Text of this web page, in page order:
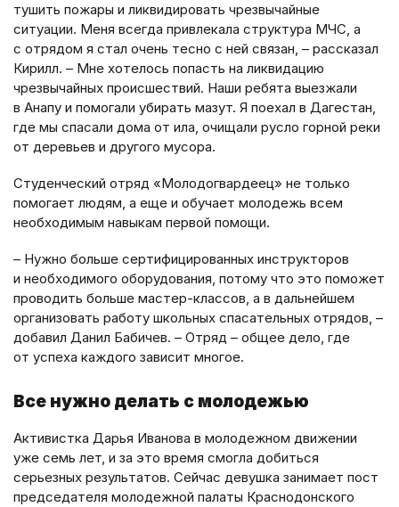
тушить пожары и ликвидировать чрезвычайные
ситуации. Меня всегда привлекала структура МЧС, а
с отрядом я стал очень тесно с ней связан, – рассказал
Кирилл. – Мне хотелось попасть на ликвидацию
чрезвычайных происшествий. Наши ребята выезжали
в Анапу и помогали убирать мазут. Я поехал в Дагестан,
где мы спасали дома от ила, очищали русло горной реки
от деревьев и другого мусора.
Студенческий отряд «Молодогвардеец» не только
помогает людям, а еще и обучает молодежь всем
необходимым навыкам первой помощи.
– Нужно больше сертифицированных инструкторов
и необходимого оборудования, потому что это поможет
проводить больше мастер-классов, а в дальнейшем
организовать работу школьных спасательных отрядов, –
добавил Данил Бабичев. – Отряд – общее дело, где
от успеха каждого зависит многое.
Все нужно делать с молодежью
Активистка Дарья Иванова в молодежном движении
уже семь лет, и за это время смогла добиться
серьезных результатов. Сейчас девушка занимает пост
председателя молодежной палаты Краснодонского